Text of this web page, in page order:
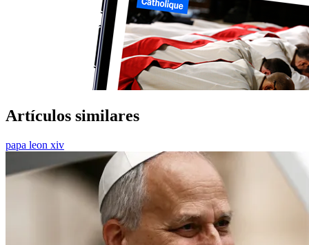
Artículos similares
papa leon xiv